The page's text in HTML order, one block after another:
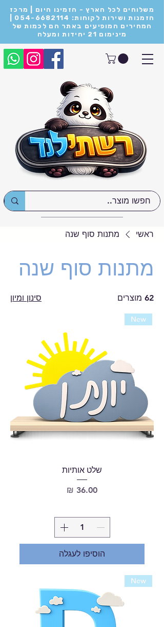
משלוחים לכל הארץ - הזמינו היום | מרכז
המחירים המופיעים באתר הם לכמות של
מינימום 21 יחידות ומעלה
ראשי מתנות סוף שנה
מתנות סוף שנה
62 מוצרים סינון ומיון
New
שלט אותיות
מחיר
הוסיפו לעגלה
New